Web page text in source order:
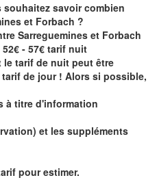
souhaitez savoircombien
et Forbach ?
Sarreguemines et Forbach
- 57€ tarif nuit
tarif de nuit peut être
tarif de jour ! Alors si possible,
à titre d'information
et les suppléments
pour estimer.